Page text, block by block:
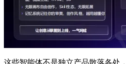
这些智能体不是独立产品散落各处